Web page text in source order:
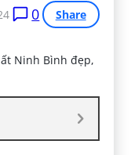
0 Share